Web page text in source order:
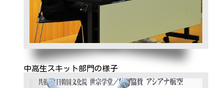
中高生スキット部門の様子